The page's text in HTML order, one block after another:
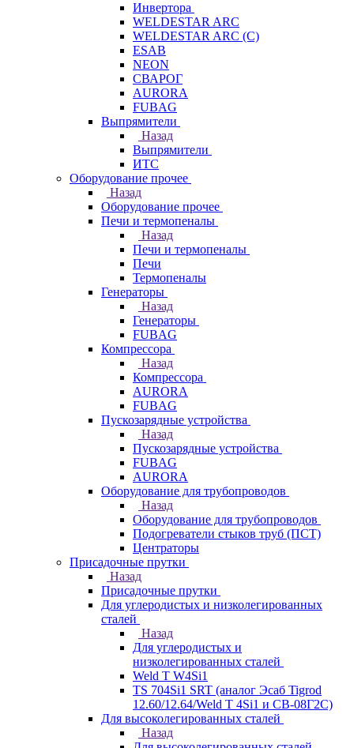
Инвертора
WELDESTAR ARC
WELDESTAR ARC (С)
ESAB
NEON
СВАРОГ
AURORA
FUBAG
Выпрямители
Назад
Выпрямители
ИТС
Оборудование прочее
Назад
Оборудование прочее
Печи и термопеналы
Назад
Печи и термопеналы
Печи
Термопеналы
Генераторы
Назад
Генераторы
FUBAG
Компрессора
Назад
Компрессора
AURORA
FUBAG
Пускозарядные устройства
Назад
Пускозарядные устройства
FUBAG
AURORA
Оборудование для трубопроводов
Назад
Оборудование для трубопроводов
Подогреватели стыков труб (ПСТ)
Центраторы
Присадочные прутки
Назад
Присадочные прутки
Для углеродистых и низколегированных
сталей
Назад
Для углеродистых и
низколегированных сталей
Weld T W4Si1
TS 704Si1 SRT (аналог Эсаб Tigrod
12.60/12.64/Weld T 4Si1 и СВ-08Г2С)
Для высоколегированных сталей
Назад